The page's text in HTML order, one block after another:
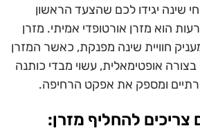
שינה יגידו לכם שהצעד הראשון
הוא מזרן אורטופדי אמיתי. מזרן
חוויית שינה מפנקת, כאשר המזרן
אופטימאלית, עשוי מבדי כותנה
ומספק את אפקט הרחיפה.